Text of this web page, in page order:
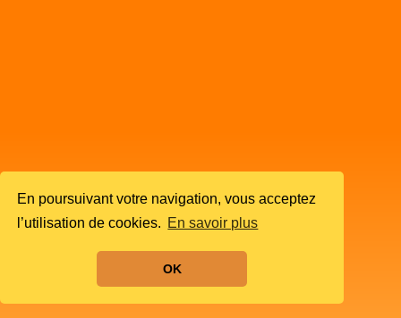
En poursuivant votre navigation, vous acceptez
l’utilisation de cookies. En savoir plus
OK